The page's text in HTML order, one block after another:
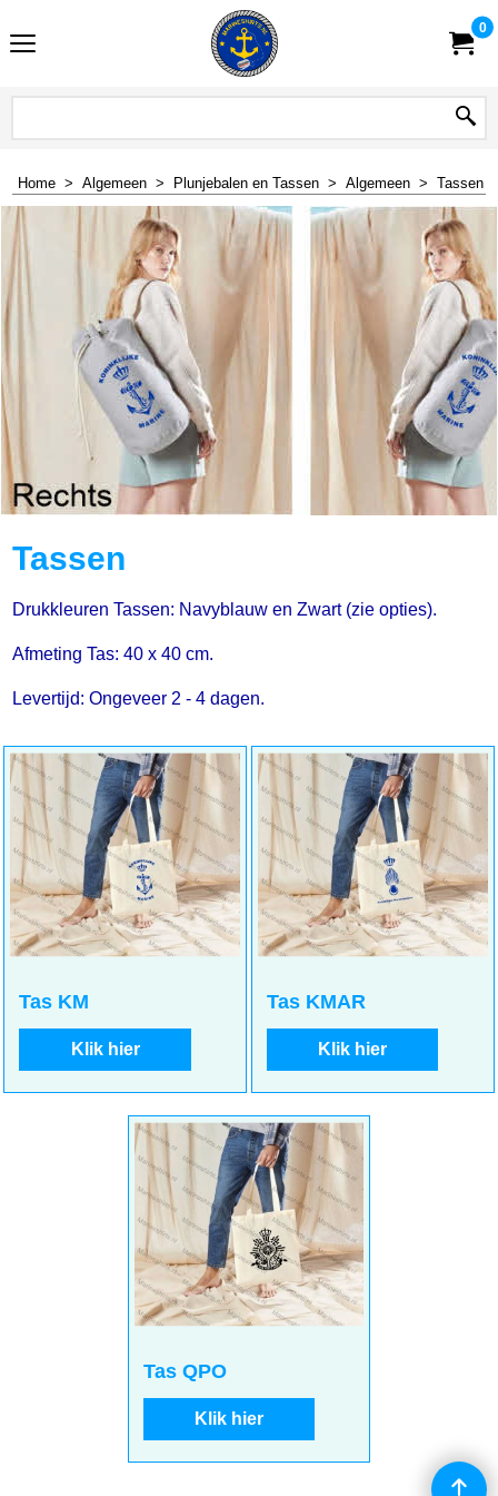
0
Home > Algemeen > Plunjebalen en Tassen > Algemeen > Tassen
Tassen
Drukkleuren Tassen: Navyblauw en Zwart (zie opties).
Afmeting Tas: 40 x 40 cm.
Levertijd: Ongeveer 2 - 4 dagen.
€ 4.50 incl BTW
€3.72 excl BTW
Tas KM
€ 4.50 incl BTW
€3.72 excl BTW
Tas KMAR
€ 4.50 incl BTW
€3.72 excl BTW
Tas QPO